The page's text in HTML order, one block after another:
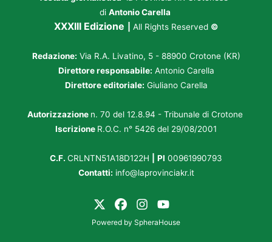
di Antonio Carella
XXXIII Edizione All Rights Reserved ©
Redazione: Via R.A. Livatino, 5 - 88900 Crotone (KR)
Direttore responsabile: Antonio Carella
Direttore editoriale: Giuliano Carella
Autorizzazione n. 70 del 12.8.94 - Tribunale di Crotone
Iscrizione R.O.C. n° 5426 del 29/08/2001
C.F. CRLNTN51A18D122H PI 00961990793
Contatti: info@laprovinciakr.it
Powered by SpheraHouse